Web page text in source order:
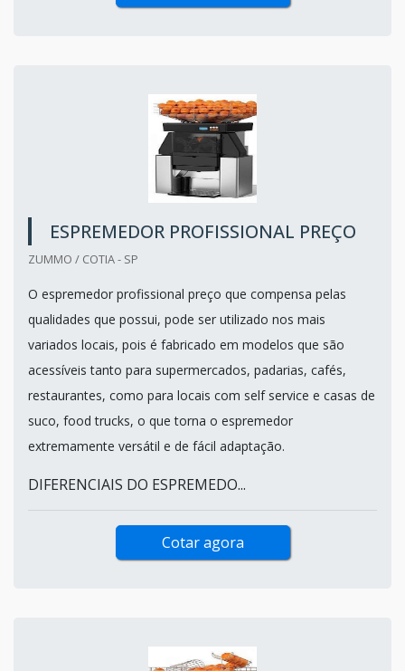
ESPREMEDOR PROFISSIONAL PREÇO
ZUMMO / COTIA - SP
O espremedor profissional preço que compensa pelas
qualidades que possui, pode ser utilizado nos mais
variados locais, pois é fabricado em modelos que são
acessíveis tanto para supermercados, padarias, cafés,
restaurantes, como para locais com self service e casas de
suco, food trucks, o que torna o espremedor
extremamente versátil e de fácil adaptação.
DIFERENCIAIS DO ESPREMEDO...
Cotar agora